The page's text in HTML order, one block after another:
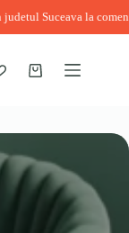
la comenzi
Coș